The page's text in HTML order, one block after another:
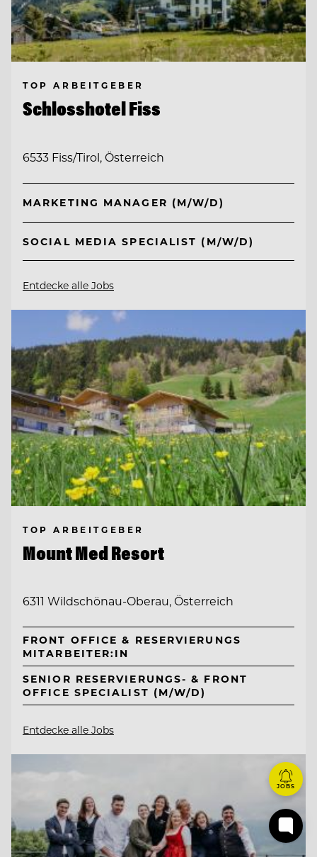
TOP ARBEITGEBER
Schlosshotel Fiss
6533 Fiss/Tirol, Österreich
MARKETING MANAGER (M/W/D)
SOCIAL MEDIA SPECIALIST (M/W/D)
Entdecke alle Jobs
TOP ARBEITGEBER
Mount Med Resort
6311 Wildschönau-Oberau, Österreich
FRONT OFFICE & RESERVIERUNGS
MITARBEITER:IN
SENIOR RESERVIERUNGS- & FRONT
OFFICE SPECIALIST (M/W/D)
Entdecke alle Jobs
JOBS